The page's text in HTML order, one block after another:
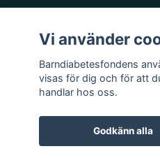
Vi använder
Barndiabetesfondens
visas för dig och för att
handlar hos oss.
Godkänn alla